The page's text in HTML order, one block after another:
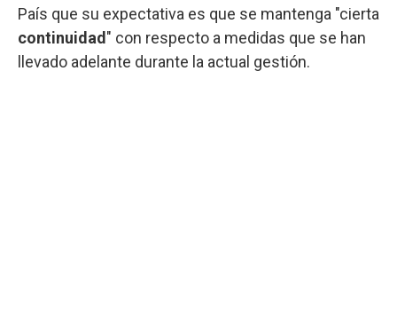
País que su expectativa es que se mantenga "cierta
continuidad " con respecto a medidas que se han
llevado adelante durante la actual gestión.